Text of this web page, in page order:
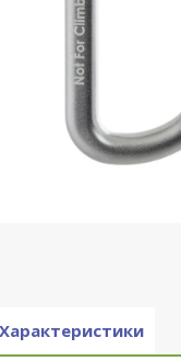
Характеристики